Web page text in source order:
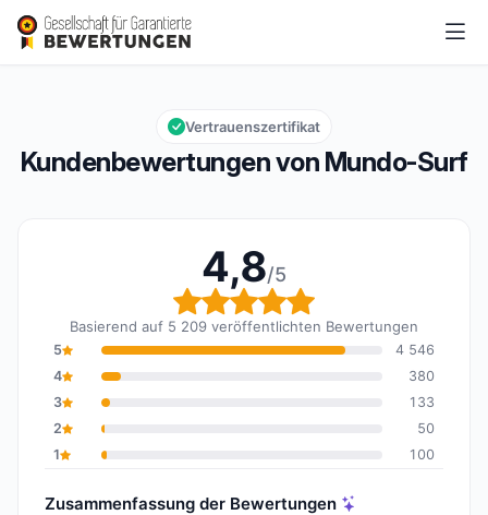
Mundo-Surf
Gesamtbewertung: 4,8 von 5
4,8/5
Kundenbewertungen von Mundo-Surf
Vertrauenszertifikat
4,8/5
Gesamtbewertung: 4,8
Basierend auf 5 209 veröffentlichten Bewertungen
5
4 546
4
380
3
133
2
50
1
100
Zusammenfassung der Bewertungen